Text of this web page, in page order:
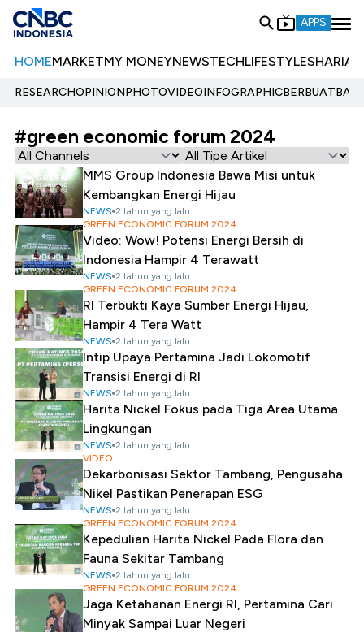
APPS
HOMEMARKETMY MONEYNEWSTECHLIFESTYLESHARIA
RESEARCHOPINIONPHOTOVIDEOINFOGRAPHIC
#green economic forum 2024
MMS Group Indonesia Bawa Misi untuk
Kembangkan Energi Hijau
NEWS 2 tahun yang lalu
GREEN ECONOMIC FORUM 2024
Video: Wow! Potensi Energi Bersih di
Indonesia Hampir 4 Terawatt
NEWS 2 tahun yang lalu
GREEN ECONOMIC FORUM 2024
RI Terbukti Kaya Sumber Energi Hijau,
Hampir 4 Tera Watt
NEWS 2 tahun yang lalu
Intip Upaya Pertamina Jadi Lokomotif
Transisi Energi di RI
NEWS 2 tahun yang lalu
Harita Nickel Fokus pada Tiga Area Utama
Lingkungan
NEWS 2 tahun yang lalu
VIDEO
Dekarbonisasi Sektor Tambang, Pengusaha
Nikel Pastikan Penerapan ESG
NEWS 2 tahun yang lalu
GREEN ECONOMIC FORUM 2024
Kepedulian Harita Nickel Pada Flora dan
Fauna Sekitar Tambang
NEWS 2 tahun yang lalu
GREEN ECONOMIC FORUM 2024
Jaga Ketahanan Energi RI, Pertamina Cari
Minyak Sampai Luar Negeri